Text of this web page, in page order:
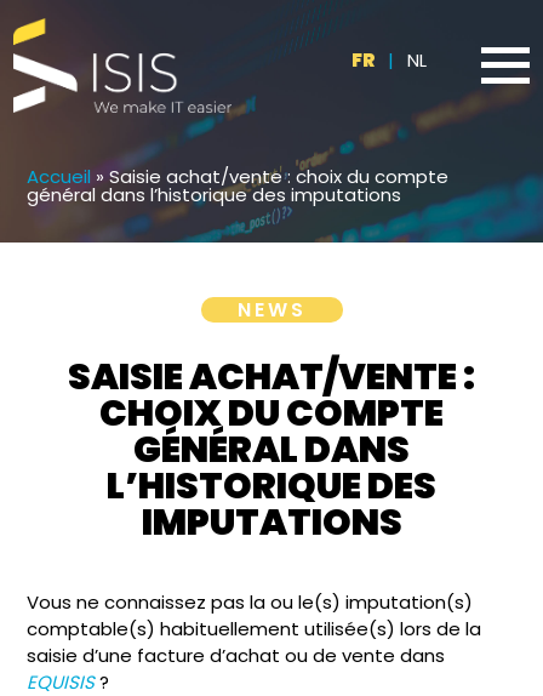
FR | NL
Accueil »Saisie achat/vente : choix du compte
général dans l’historique des imputations
NEWS
SAISIE ACHAT/VENTE :
CHOIX DU COMPTE
GÉNÉRAL DANS
L’HISTORIQUE DES
IMPUTATIONS
Vous ne connaissez pas la ou le(s) imputation(s)
comptable(s) habituellement utilisée(s) lors de la
saisie d’une facture d’achat ou de vente dans
EQUISIS?